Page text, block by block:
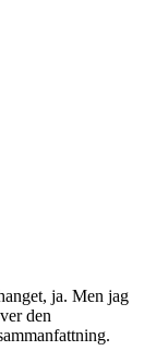
ja. Men jag
den